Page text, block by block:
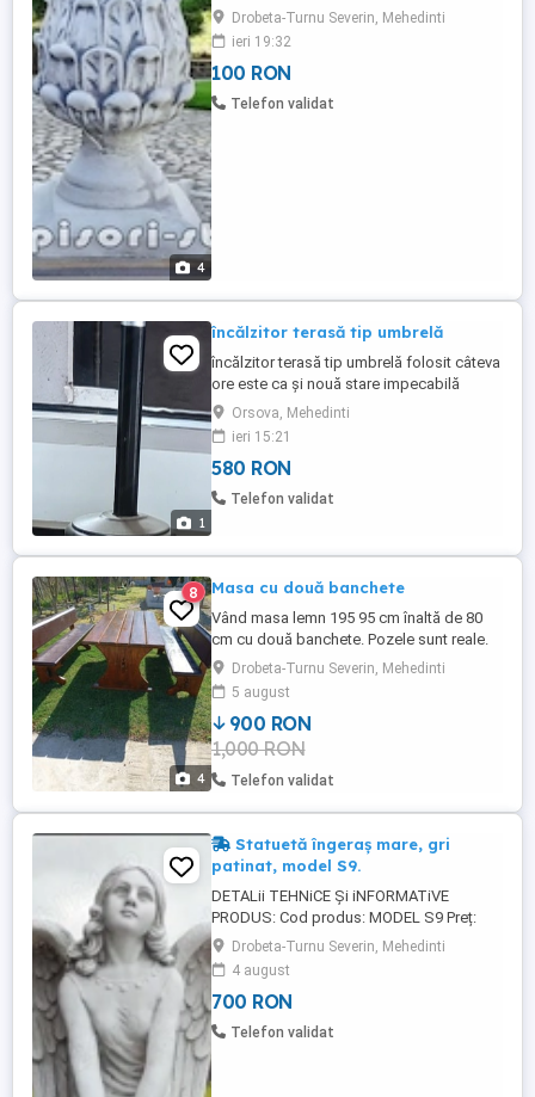
4
Tehnice: Înălțime: 35 cm. Diametrul
conului: 20 cm. Dimensiuni bază: 20,5 20,5
cm. Greutate: 17 kg. Material: Beton
aditivat, ciment 52,5 R, agregate
concasate. Culori disponibile: alb
Drobeta-Turnu Severin, Mehedinti
ieri 19:32
100 RON
Telefon validat
1
încălzitor terasă tip umbrelă
încălzitor terasă tip umbrelă folosit câteva
ore este ca și nouă stare impecabilă
Orsova, Mehedinti
ieri 15:21
580 RON
Telefon validat
4
8 Masa cu două banchete
Vând masa lemn 195 95 cm înaltă de 80
cm cu două banchete. Pozele sunt reale.
Mobilier utilizat.
Drobeta-Turnu Severin, Mehedinti
5 august
900 RON
1,000 RON
Telefon validat
Statuetă îngeraș mare, gri
patinat, model S9.
DETALii TEHNiCE Și iNFORMATiVE
PRODUS: Cod produs: MODEL S9 Preț:
700 lei bucata. Detalii Tehnice: Înălțime
masă: 75 cm. Diametru bază: 36x40 cm.
Greutate: 67 kg. Material: Beton aditivat,
ciment 52,5 R, agregate concasate. Culori
disponibile: alb marmorat, arămiu
Drobeta-Turnu Severin, Mehedinti
4 august
700 RON
Telefon validat